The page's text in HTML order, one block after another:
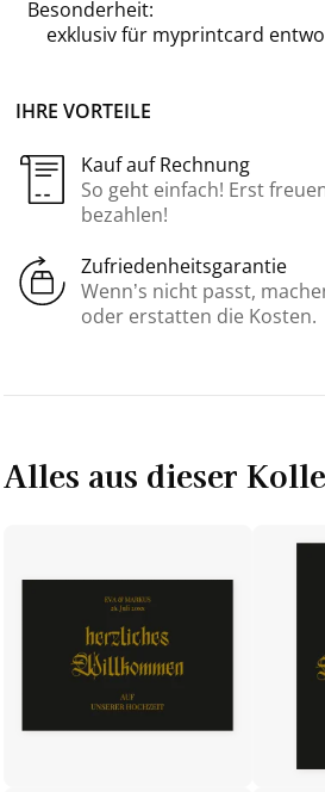
IHRE VORTEILE
Kauf auf Rechnung
So geht einfach! Erst
bezahlen!
Zufriedenheitsgarantie
Wenn’s nicht passt,
oder erstatten die Kosten.
Besonderheit:
exklusiv für myprintcard
Alles aus dieser